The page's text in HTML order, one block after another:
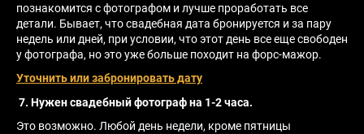
познакомится с фотографом и лучше проработать все
детали. Бывает, что свадебная дата бронируется и за пару
недель или дней, при условии, что этот день все еще свободен
у фотографа, но это уже больше походит на форс-мажор.
Уточнить или забронировать дату
7. Нужен свадебный фотограф на 1-2 часа.
Это возможно. Любой день недели, кроме пятницы